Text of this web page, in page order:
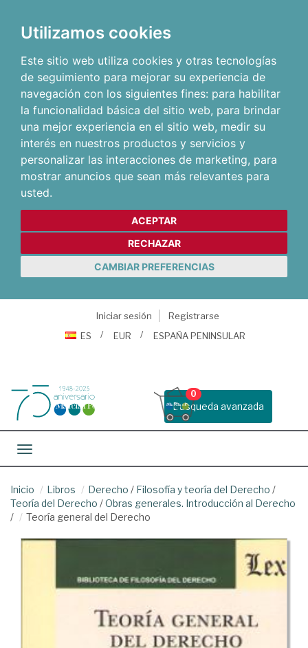
Utilizamos cookies
Este sitio web utiliza cookies y otras tecnologías
de seguimiento para mejorar su experiencia de
navegación con los siguientes fines: para habilitar
la funcionalidad básica del sitio web, para brindar
una mejor experiencia en el sitio web, medir su
interés en nuestros productos y servicios y
personalizar las interacciones de marketing, para
mostrar anuncios que sean más relevantes para
usted.
ACEPTAR
RECHAZAR
CAMBIAR PREFERENCIAS
Iniciar sesión
Registrarse
ES
EUR ESPAÑA PENINSULAR
Busqueda avanzada
0
Toggle navigation
Inicio Libros Derecho / Filosofía y teoría del Derecho /
Teoría del Derecho /Obras generales. Introducción al Derecho
/
Teoría general del Derecho